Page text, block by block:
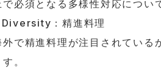
必須となる多様性対応につい
Diversity：精進料理
外で精進料理が注目されてい
。